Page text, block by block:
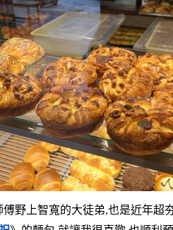
野上智寬的大徒弟,也是近年超